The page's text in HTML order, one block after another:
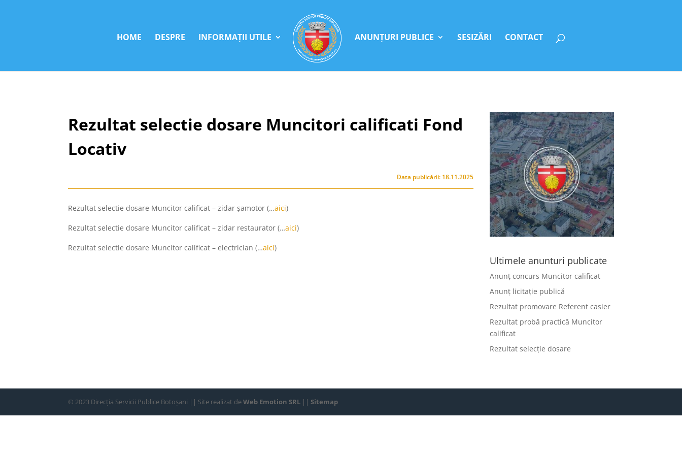
HOME DESPRE INFORMAȚII UTILE ANUNȚURI PUBLICE SESIZĂRI CONTACT
Rezultat selectie dosare Muncitori calificati Fond
Locativ
Data publicării: 18.11.2025
Rezultat selectie dosare Muncitor calificat – zidar șamotor (…aici)
Rezultat selectie dosare Muncitor calificat – zidar restaurator (…aici)
Rezultat selectie dosare Muncitor calificat – electrician (…aici)
Ultimele anunturi publicate
Anunț concurs Muncitor calificat
Anunț licitație publică
Rezultat promovare Referent casier
Rezultat probă practică Muncitor
calificat
Rezultat selecție dosare
© 2023 Direcția Servicii Publice Botoșani || Site realizat deWeb Emotion SRL ||Sitemap